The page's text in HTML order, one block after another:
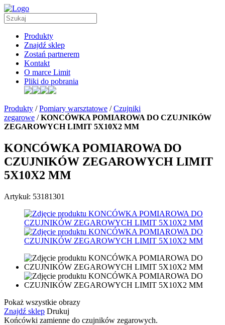
Produkty
Znajdź sklep
Zostań partnerem
Kontakt
O marce Limit
Pliki do pobrania
Produkty /Pomiary warsztatowe /Czujniki
zegarowe /KONCÓWKA POMIAROWA DO CZUJNIKÓW
ZEGAROWYCH LIMIT 5X10X2 MM
KONCÓWKA POMIAROWA DO
CZUJNIKÓW ZEGAROWYCH LIMIT
5X10X2 MM
Artykuł: 53181301
Pokaż wszystkie obrazy
Znajdź sklep Drukuj
Końcówki zamienne do czujników zegarowych.